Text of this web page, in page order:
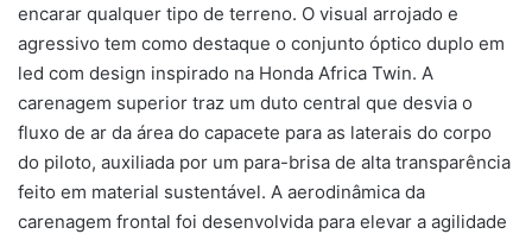
encarar qualquer tipo de terreno. O visual arrojado e
agressivo tem como destaque o conjunto óptico duplo em
led com design inspirado na Honda Africa Twin. A
carenagem superior traz um duto central que desvia o
fluxo de ar da área do capacete para as laterais do corpo
do piloto, auxiliada por um para-brisa de alta transparência
feito em material sustentável. A aerodinâmica da
carenagem frontal foi desenvolvida para elevar a agilidade